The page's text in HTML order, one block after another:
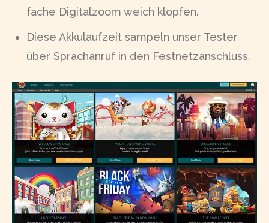
fache Digitalzoom weich klopfen.
Diese Akkulaufzeit sampeln unser Tester
über Sprachanruf in den Festnetzanschluss.